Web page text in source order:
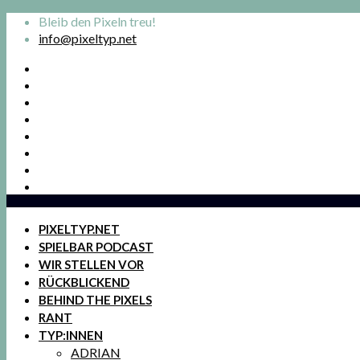
Bleib den Pixeln treu!
info@pixeltyp.net
PIXELTYP.NET
SPIELBAR PODCAST
WIR STELLEN VOR
RÜCKBLICKEND
BEHIND THE PIXELS
RANT
TYP:INNEN
ADRIAN